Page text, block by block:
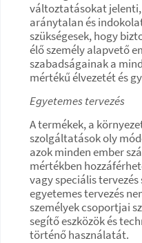
változtatásokat
aránytalan és
szükségesek, hogy
élő személy alapvető
szabadságainak a
mértékű élvezetét és
Egyetemes tervezés
A termékek, a
szolgáltatások oly
azok minden ember
mértékben
vagy speciális tervezés
egyetemes tervezés
személyek csoportjai
segítő eszközök és
történő használatát.